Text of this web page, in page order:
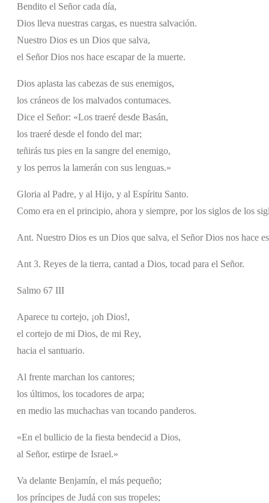
Bendito el Señor cada día,
Dios lleva nuestras cargas, es nuestra salvación.
Nuestro Dios es un Dios que salva,
el Señor Dios nos hace escapar de la muerte.
Dios aplasta las cabezas de sus enemigos,
los cráneos de los malvados contumaces.
Dice el Señor: «Los traeré desde Basán,
los traeré desde el fondo del mar;
teñirás tus pies en la sangre del enemigo,
y los perros la lamerán con sus lenguas.»
Gloria al Padre, y al Hijo, y al Espíritu Santo.
Como era en el principio, ahora y siempre, por los siglos de los
Ant. Nuestro Dios es un Dios que salva, el Señor Dios nos hace
Ant 3. Reyes de la tierra, cantad a Dios, tocad para el Señor.
Salmo 67 III
Aparece tu cortejo, ¡oh Dios!,
el cortejo de mi Dios, de mi Rey,
hacia el santuario.
Al frente marchan los cantores;
los últimos, los tocadores de arpa;
en medio las muchachas van tocando panderos.
«En el bullicio de la fiesta bendecid a Dios,
al Señor, estirpe de Israel.»
Va delante Benjamín, el más pequeño;
los príncipes de Judá con sus tropeles;